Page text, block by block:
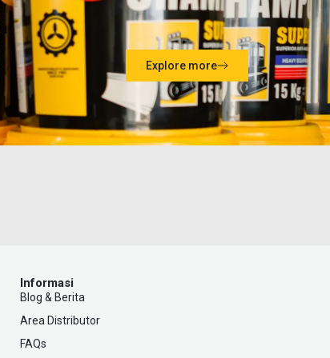
Explore more
Informasi
Blog & Berita
Area Distributor
FAQs